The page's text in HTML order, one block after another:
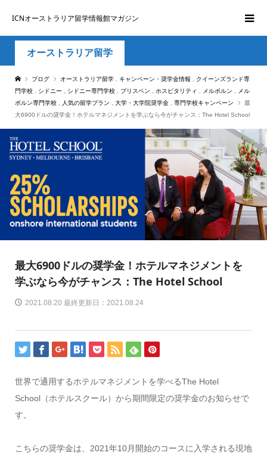
ICNオーストラリア留学情報館マガジン
オーストラリア留学
ブログ オーストラリア留学 キャンペーン・奨学金情報
クイーンズランド専
門学校
シドニー シドニー専門学校 ブリスベン ホスピタリティ メルボルン
メル
ボルン専門学校
人気の留学プラン 大学・大学院奨学金 専門学校キャンペーン
最
大6900ドルの奨学金！ホテルマネジメントを学ぶなら今がチャンス：The Hotel School
最大6900ドルの奨学金！ホテルマネジメントを
学ぶなら今がチャンス：The Hotel School
2021.08.20 最終更新日：2021.08.24
世界で通用するホテルマネジメントを学べるThe Hotel
School（ホテルスクール）から期間限定の奨学金のお知らせで
す。
こちらの奨学金は、2021年10月開始のコースに入学される現地